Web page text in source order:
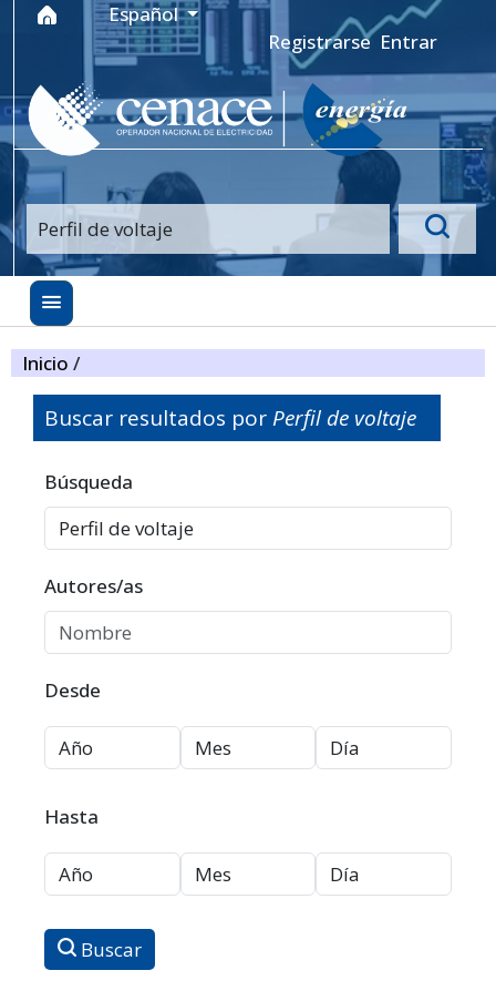
Ir al menú de navegación principal
Ir al contenido principal
Ir al pie de página del sitio
Idioma
Español
Registrarse Entrar
Inicio /
Buscar resultados por Perfil de voltaje
Filtros avanzados
Búsqueda
Autores/as
Desde
Hasta
Buscar